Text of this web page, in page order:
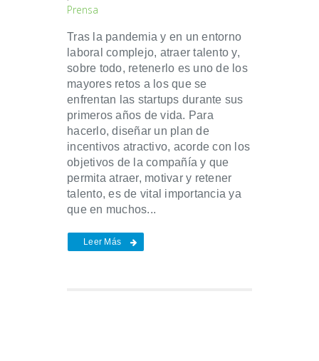
Prensa
Tras la pandemia y en un entorno
laboral complejo, atraer talento y,
sobre todo, retenerlo es uno de los
mayores retos a los que se
enfrentan las startups durante sus
primeros años de vida. Para
hacerlo, diseñar un plan de
incentivos atractivo, acorde con los
objetivos de la compañía y que
permita atraer, motivar y retener
talento, es de vital importancia ya
que en muchos...
Leer Más